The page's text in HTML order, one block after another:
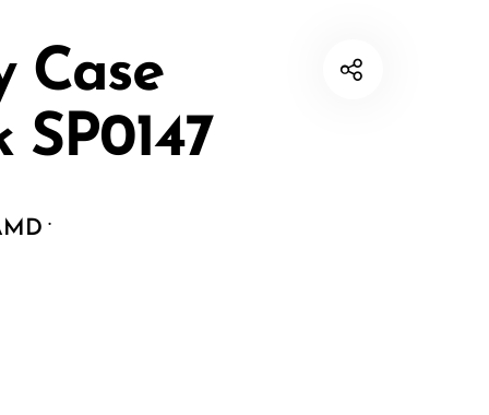
Case
SP0147
.